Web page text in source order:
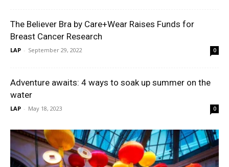
The Believer Bra by Care+Wear Raises Funds for
Breast Cancer Research
LAP - September 29, 2022 0
Adventure awaits: 4 ways to soak up summer on the
water
LAP - May 18, 2023 0